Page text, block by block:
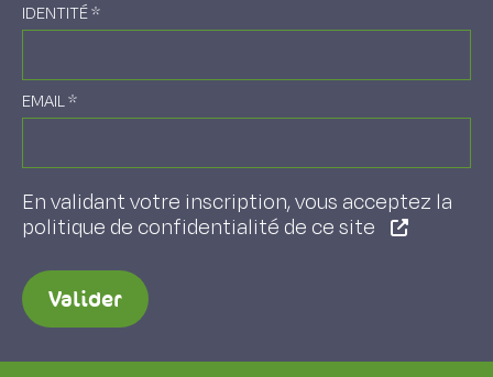
IDENTITÉ*
EMAIL*
En validant votre inscription, vous acceptez la
politique de confidentialité de ce site
Valider